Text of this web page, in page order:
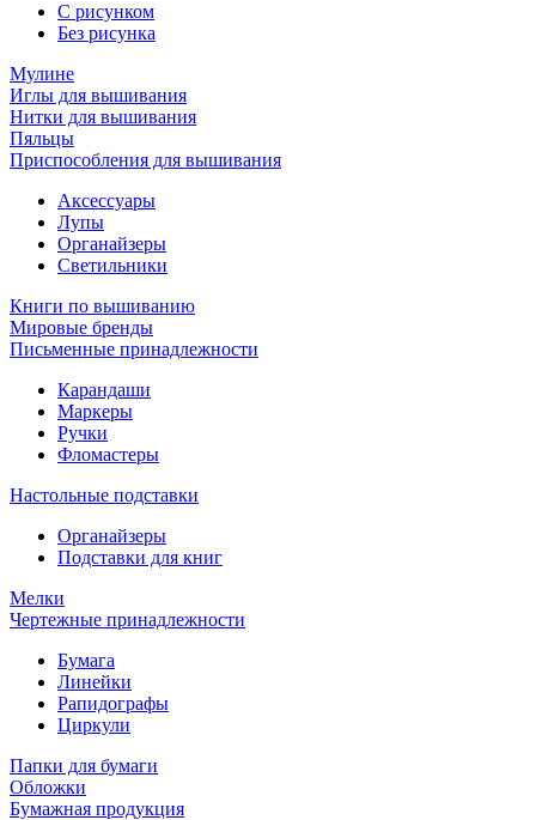
С рисунком
Без рисунка
Мулине
Иглы для вышивания
Нитки для вышивания
Пяльцы
Приспособления для вышивания
Аксессуары
Лупы
Органайзеры
Светильники
Книги по вышиванию
Мировые бренды
Письменные принадлежности
Карандаши
Маркеры
Ручки
Фломастеры
Настольные подставки
Органайзеры
Подставки для книг
Мелки
Чертежные принадлежности
Бумага
Линейки
Рапидографы
Циркули
Папки для бумаги
Обложки
Бумажная продукция